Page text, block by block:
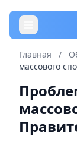
Главная /
массового